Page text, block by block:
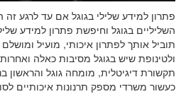
פתרון למידע שלילי בגוגל אם עד לרגע זה
השליליים בגוגל וחיפשת פתרון למידע
תוביל אותך לפתרון איכותי, מועיל ומושלם
ולטינופת שיש בגוגל מסיבות כאלה ואחרות.
תקשורת דיגיטלית, מומחה גוגל והראשון
כעשור משרדי מספק תרנונות איכותיים